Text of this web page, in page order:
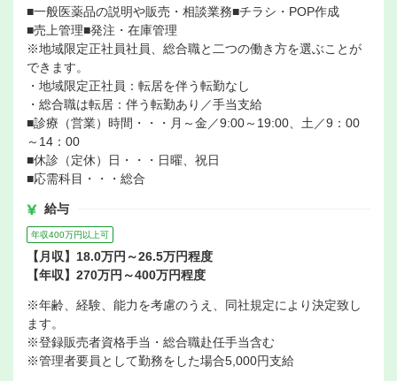
■一般医薬品の説明や販売・相談業務■チラシ・POP作成
■売上管理■発注・在庫管理
※地域限定正社員社員、総合職と二つの働き方を選ぶことが
できます。
・地域限定正社員：転居を伴う転勤なし
・総合職は転居：伴う転勤あり／手当支給
■診療（営業）時間・・・月～金／9:00～19:00、土／9：00
～14：00
■休診（定休）日・・・日曜、祝日
■応需科目・・・総合
給与
年収400万円以上可
【月収】18.0万円～26.5万円程度
【年収】270万円～400万円程度
※年齢、経験、能力を考慮のうえ、同社規定により決定致し
ます。
※登録販売者資格手当・総合職赴任手当含む
※管理者要員として勤務をした場合5,000円支給